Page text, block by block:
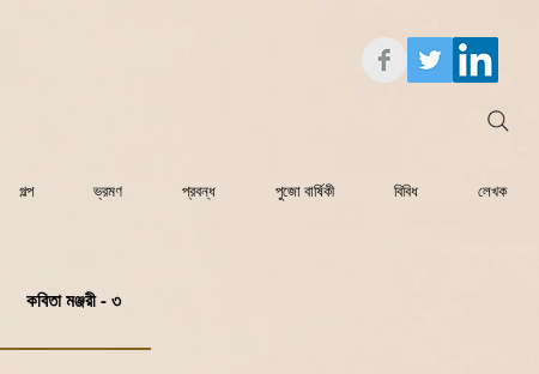
গল্প ভ্রমণ প্রবন্ধ পুজো বার্ষিকী বিবিধ লেখক
কবিতা মঞ্জরী - ৩